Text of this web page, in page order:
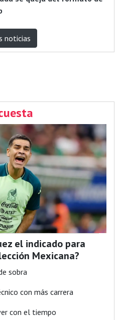
noticias
el indicado para
Mexicana?
sobra
con más carrera
con el tiempo